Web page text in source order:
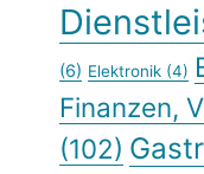
(6) Elektronik (4)
Finanzen,
(102)